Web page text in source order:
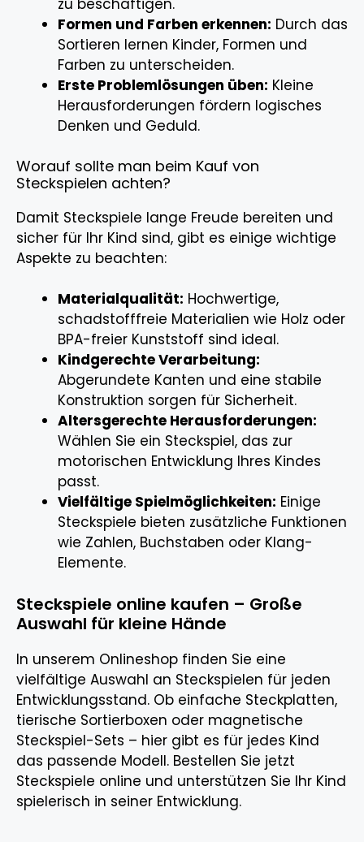
zu beschäftigen.
Formen und Farben erkennen: Durch das
Sortieren lernen Kinder, Formen und
Farben zu unterscheiden.
Erste Problemlösungen üben: Kleine
Herausforderungen fördern logisches
Denken und Geduld.
Worauf sollte man beim Kauf von
Steckspielen achten?
Damit Steckspiele lange Freude bereiten und
sicher für Ihr Kind sind, gibt es einige wichtige
Aspekte zu beachten:
Materialqualität: Hochwertige,
schadstofffreie Materialien wie Holz oder
BPA-freier Kunststoff sind ideal.
Kindgerechte Verarbeitung:
Abgerundete Kanten und eine stabile
Konstruktion sorgen für Sicherheit.
Altersgerechte Herausforderungen:
Wählen Sie ein Steckspiel, das zur
motorischen Entwicklung Ihres Kindes
passt.
Vielfältige Spielmöglichkeiten: Einige
Steckspiele bieten zusätzliche Funktionen
wie Zahlen, Buchstaben oder Klang-
Elemente.
Steckspiele online kaufen – Große
Auswahl für kleine Hände
In unserem Onlineshop finden Sie eine
vielfältige Auswahl an Steckspielen für jeden
Entwicklungsstand. Ob einfache Steckplatten,
tierische Sortierboxen oder magnetische
Steckspiel-Sets – hier gibt es für jedes Kind
das passende Modell. Bestellen Sie jetzt
Steckspiele online und unterstützen Sie Ihr Kind
spielerisch in seiner Entwicklung.